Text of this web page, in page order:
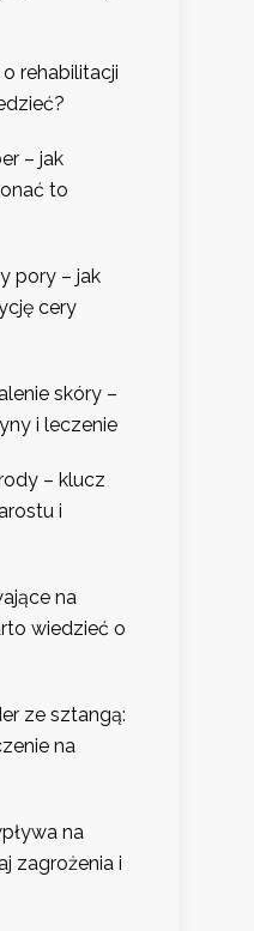
rehabilitacji
– jak
to
pory – jak
cery
skóry –
i leczenie
– klucz
i
na
wiedzieć o
ze sztangą:
na
na
zagrożenia i